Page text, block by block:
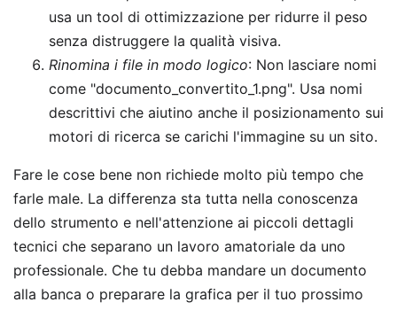
usa un tool di ottimizzazione per ridurre il peso
senza distruggere la qualità visiva.
Rinomina i file in modo logico: Non lasciare nomi
come "documento_convertito_1.png". Usa nomi
descrittivi che aiutino anche il posizionamento sui
motori di ricerca se carichi l'immagine su un sito.
Fare le cose bene non richiede molto più tempo che
farle male. La differenza sta tutta nella conoscenza
dello strumento e nell'attenzione ai piccoli dettagli
tecnici che separano un lavoro amatoriale da uno
professionale. Che tu debba mandare un documento
alla banca o preparare la grafica per il tuo prossimo